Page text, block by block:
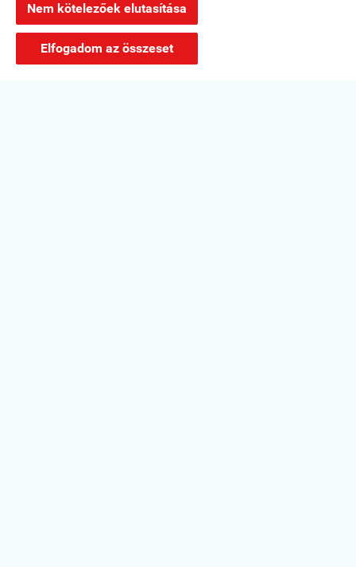
Nem kötelezőek elutasítása
Elfogadom az összeset
Elsősegély csomag "A" típusú
Részletek »